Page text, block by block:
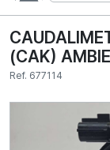
(CAK)
Ref. 677114